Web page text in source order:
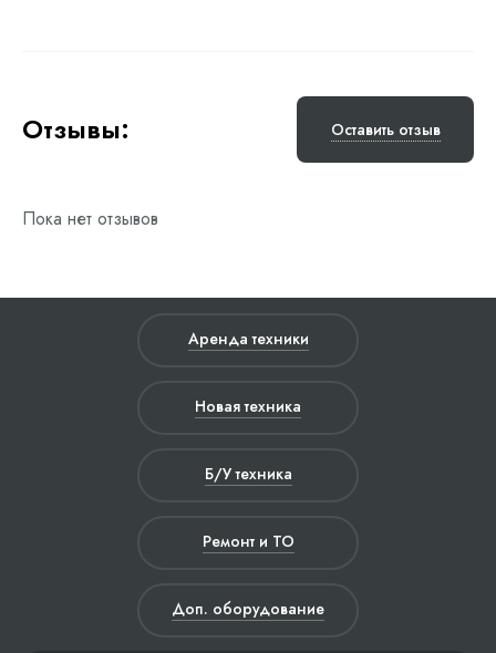
Отзывы: Оставить отзыв
Пока нет отзывов
Аренда техники
Новая техника
Б/У техника
Ремонт и ТО
Доп. оборудование